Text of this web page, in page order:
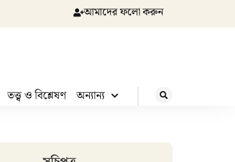
আমাদের ফলো করুন
তত্ত্ব ও বিশ্লেষণ অন্যান্য